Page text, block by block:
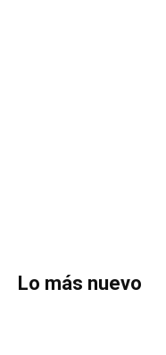
Lo más nuevo